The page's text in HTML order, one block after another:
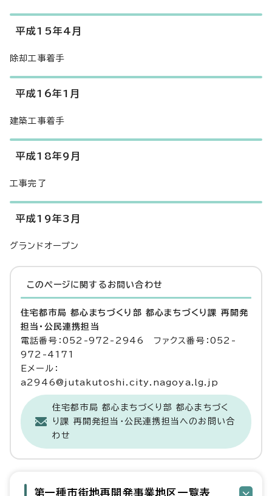
平成15年4月
除却工事着手
平成16年1月
建築工事着手
平成18年9月
工事完了
平成19年3月
グランドオープン
このページに関する お問い合わせ
住宅都市局 都心まちづくり部 都心まちづくり課 再開発
担当・公民連携担当
電話番号：052-972-2946 ファクス番号：052-
972-4171
Eメール：
a2946@jutakutoshi.city.nagoya.lg.jp
住宅都市局 都心まちづくり部 都心まちづく
り課 再開発担当・公民連携担当へのお問い合
わせ
第一種市街地再開発事業地区一覧表